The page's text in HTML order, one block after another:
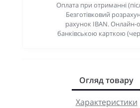
Оплата при отриманні
Безготівковий
рахунок IBAN. Онлайн-
банківською карткою
Огляд товару
Характеристики